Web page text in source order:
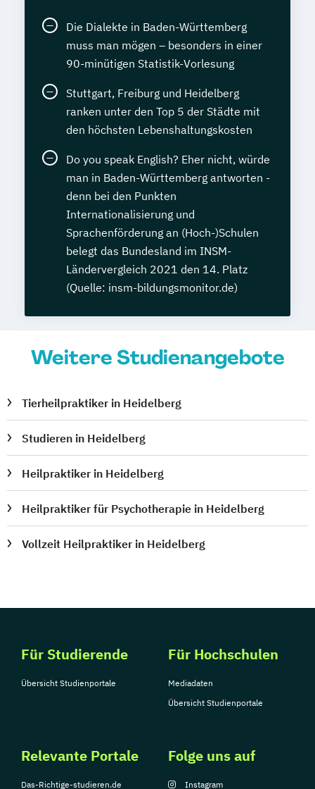
Die Dialekte in Baden-Württemberg
muss man mögen – besonders in einer
90-minütigen Statistik-Vorlesung
Stuttgart, Freiburg und Heidelberg
ranken unter den Top 5 der Städte mit
den höchsten Lebenshaltungskosten
Do you speak English? Eher nicht, würde
man in Baden-Württemberg antworten -
denn bei den Punkten
Internationalisierung und
Sprachenförderung an (Hoch-)Schulen
belegt das Bundesland im INSM-
Ländervergleich 2021 den 14. Platz
(Quelle: insm-bildungsmonitor.de)
Weitere Studienangebote
Tierheilpraktiker in Heidelberg
Studieren in Heidelberg
Heilpraktiker in Heidelberg
Heilpraktiker für Psychotherapie in Heidelberg
Vollzeit Heilpraktiker in Heidelberg
Für Studierende
Übersicht Studienportale
Für Hochschulen
Mediadaten
Übersicht Studienportale
Relevante Portale
Das-Richtige-studieren.de
Folge uns auf
Instagram